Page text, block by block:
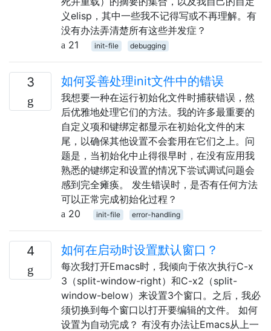
义elisp，其中一些我不记得写或不再理解。有
没有办法弄清楚所有这些并发症？
21
init-file debugging
3 如何妥善处理init文件中的错误
我想要一种在运行初始化文件时捕获错误，然
后优雅地处理它们的方法。我的许多最重要的
自定义项和键绑定都显示在初始化文件的末
尾，以确保其他设置不会套用在它们之上。问
题是，当初始化中止得很早时，在没有应用我
熟悉的键绑定和设置的情况下尝试调试问题会
感到完全瘫痪。 发生错误时，是否有任何方法
可以正常完成初始化过程？
20
init-file error-handling
4 如何在启动时设置默认窗口？
每次我打开Emacs时，我倾向于依次执行C-x
3（split-window-right）和C-x2（split-
window-below）来设置3个窗口。之后，我必
须切换到每个窗口以打开要编辑的文件。 如何
设置为自动完成？ 有没有办法让Emacs从上一